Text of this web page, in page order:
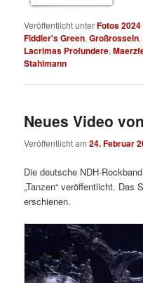
Veröffentlicht unterFotos 2024
Fiddler's Green,Großrosseln,
Lacrimas Profundere,
Stahlmann
Neues Video
Veröffentlicht am24. Februar
Die deutsche NDH-
„Tanzen“ veröffentlicht.
erschienen.